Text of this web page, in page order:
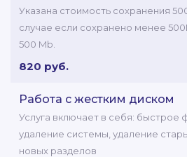
Указана стоимость сохранения
случае если сохранено менее
500 Mb.
820 руб.
Работа с жестким диском
Услуга включает в себя: быстрое
удаление системы, удаление
новых разделов